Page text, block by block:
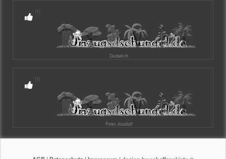
(1)
Duckek H.
(1)
Peter Jossifaff